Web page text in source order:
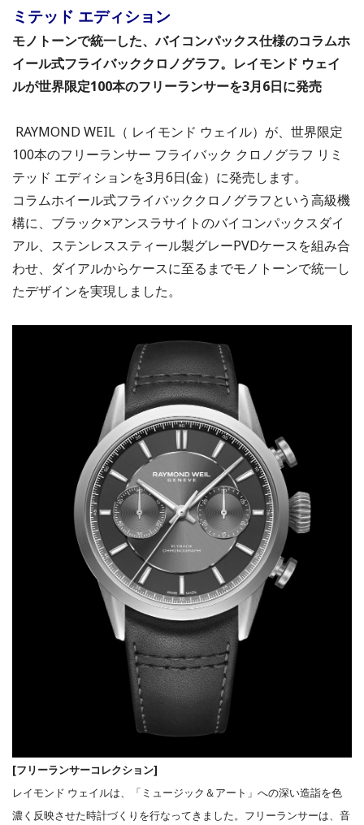
ミテッド エディション
モノトーンで統一した、バイコンパックス仕様のコラムホ
イール式フライバッククロノグラフ。レイモンド ウェイ
ルが世界限定100本のフリーランサーを3月6日に発売
RAYMOND WEIL（ レイモンド ウェイル）が、世界限定
100本のフリーランサー フライバック クロノグラフ リミ
テッド エディションを3月6日(金）に発売します。
コラムホイール式フライバッククロノグラフという高級機
構に、ブラック×アンスラサイトのバイコンパックスダイ
アル、ステンレススティール製グレーPVDケースを組み合
わせ、ダイアルからケースに至るまでモノトーンで統一し
たデザインを実現しました。
[フリーランサーコレクション]
レイモンド ウェイルは、「ミュージック＆アート」への深い造詣を色
濃く反映させた時計づくりを行なってきました。フリーランサーは、音